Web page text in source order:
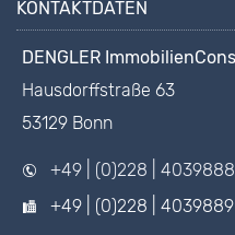
KONTAKTDATEN
DENGLER
Hausdorffstraße 63
53129 Bonn
+49 | (0)228 | 4039888
+49 | (0)228 | 4039889